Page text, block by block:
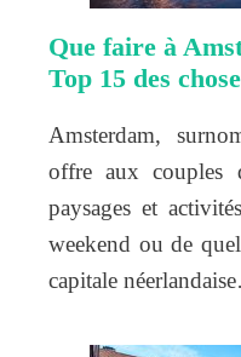
Que faire à
Top 15 des
Amsterdam,
offre aux couples
paysages et
weekend ou de
capitale